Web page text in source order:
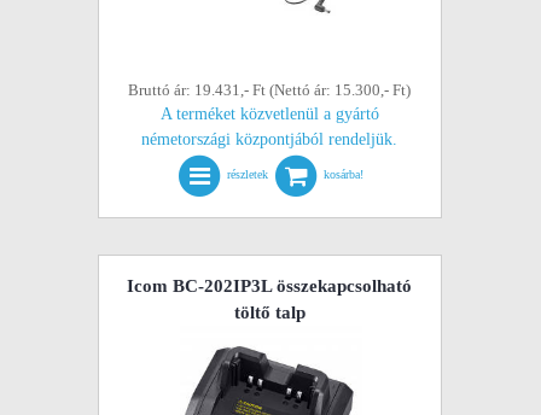
Bruttó ár: 19.431,- Ft (Nettó ár: 15.300,- Ft)
A terméket közvetlenül a gyártó
németországi központjából rendeljük.
részletek kosárba!
Icom BC-202IP3L összekapcsolható
töltő talp